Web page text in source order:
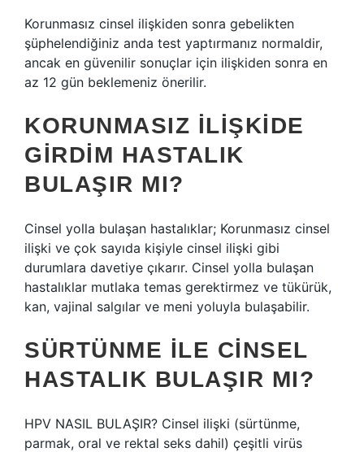
Korunmasız cinsel ilişkiden sonra gebelikten
şüphelendiğiniz anda test yaptırmanız normaldir,
ancak en güvenilir sonuçlar için ilişkiden sonra en
az 12 gün beklemeniz önerilir.
KORUNMASIZ ILIŞKIDE
GIRDIM HASTALIK
BULAŞIR MI?
Cinsel yolla bulaşan hastalıklar; Korunmasız cinsel
ilişki ve çok sayıda kişiyle cinsel ilişki gibi
durumlara davetiye çıkarır. Cinsel yolla bulaşan
hastalıklar mutlaka temas gerektirmez ve tükürük,
kan, vajinal salgılar ve meni yoluyla bulaşabilir.
SÜRTÜNME ILE CINSEL
HASTALIK BULAŞIR MI?
HPV NASIL BULAŞIR? Cinsel ilişki (sürtünme,
parmak, oral ve rektal seks dahil) çeşitli virüs